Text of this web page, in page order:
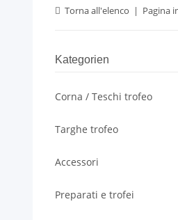
Torna all'elenco Pagina
Kategorien
Corna / Teschi trofeo
Targhe trofeo
Accessori
Preparati e trofei